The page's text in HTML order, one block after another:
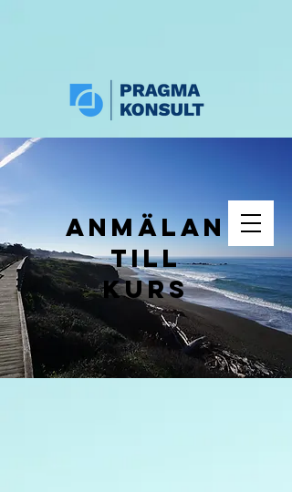
Anmälan
till
kurs